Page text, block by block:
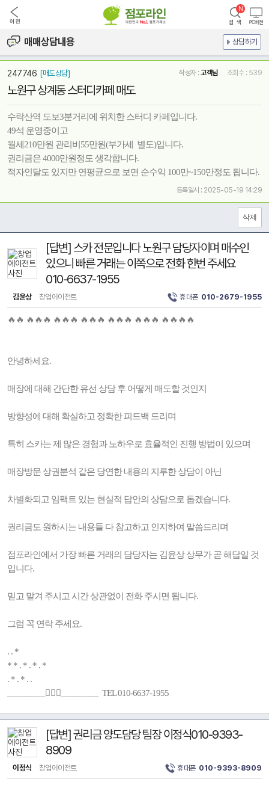
매매상담내용 상담하기
247746 [매도상담] 작성자 : 고객님 조회수 : 539
노원구 상계동 스터디카페 매도
수락산역 도보3분거리에 위치한 스터디 카페입니다.
49석 운영중이고
월세210만원 관리비55만원(부가세 별도)입니다.
권리금은 4000만원정도 생각합니다.
적자인달도 있지만 연평균으로 보면 순수익 100만~150만정도 됩니다.
등록일시 : 2025-05-19 14:29
[답변] 스카 전문입니다 노원구 담당자이며 매수인
있으니 빠른 거래는 이쪽으로 전화 한번 주세요
010-6637-1955
김윤상 창업에이전트 휴대폰 010-2679-1955
🔥🔥 🔥🔥🔥 🔥🔥🔥 🔥🔥🔥 🔥🔥🔥 🔥🔥🔥 🔥🔥🔥🔥
안녕하세요.
매장에 대해 간단한 유선 상담 후 어떻게 매도할 것인지
방향성에 대해 확실하고 정확한 피드백 드리며
특히 스카는 제 많은 경험과 노하우로 효율적인 진행 방법이 있으며
매장방문 상권분석 같은 당연한 내용의 지루한 상담이 아닌
차별화되고 임팩트 있는 현실적 답안의 상담으로 돕겠습니다.
권리금도 원하시는 내용들 다 참고하고 인지하여 말씀드리며
점포라인에서 가장 빠른 거래의 담당자는 김윤상 상무가 곧 해답일 것
입니다.
믿고 맡겨 주시고 시간 상관없이 전화 주시면 됩니다.
그럼 꼭 연락 주세요.
. . *
* * . * . * . *
. * . * . .
_________🚶🏻‍♂️_________ TEL 010-6637-1955
[답변] 권리금 양도담당 팀장 이정식010-9393-
8909
이정식 창업에이전트 휴대폰 010-9393-8909